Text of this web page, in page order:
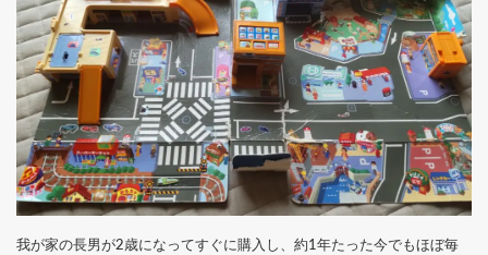
我が家の長男が2歳になってすぐに購入し、約1年たった今でもほぼ毎